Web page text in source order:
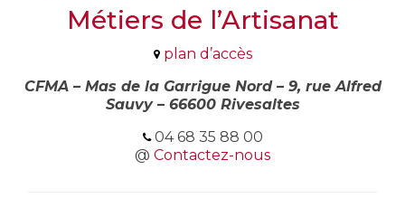
Métiers de l’Artisanat
plan d’accès
CFMA – Mas de la Garrigue Nord – 9, rue Alfred
Sauvy – 66600 Rivesaltes
04 68 35 88 00
@ Contactez-nous